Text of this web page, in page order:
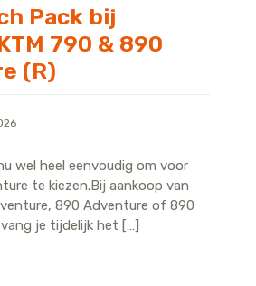
Pack bij
790 & 890
(R)
wel heel eenvoudig om voor
te kiezen.Bij aankoop van
890 Adventure of 890
je tijdelijk het […]